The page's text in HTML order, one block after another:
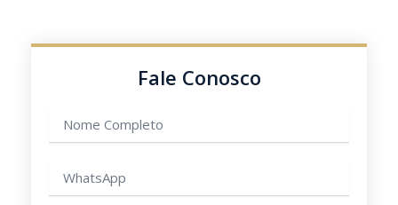
Fale Conosco
completo